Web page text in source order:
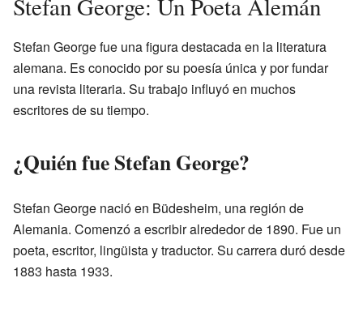
Stefan George: Un Poeta Alemán
Stefan George fue una figura destacada en la literatura
alemana. Es conocido por su poesía única y por fundar
una revista literaria. Su trabajo influyó en muchos
escritores de su tiempo.
¿Quién fue Stefan George?
Stefan George nació en Büdesheim, una región de
Alemania. Comenzó a escribir alrededor de 1890. Fue un
poeta, escritor, lingüista y traductor. Su carrera duró desde
1883 hasta 1933.